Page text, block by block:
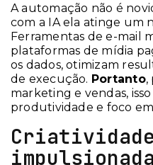
A automação não é
com a IA ela atinge um
Ferramentas de e-mail
plataformas de mídia
os dados, otimizam
de execução. Portanto,
marketing e vendas,
produtividade e foco
Criatividade